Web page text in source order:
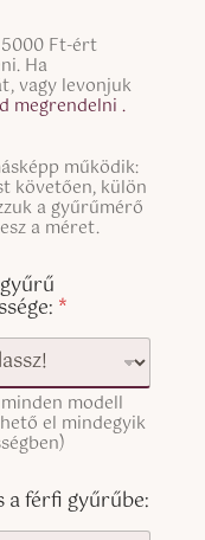
Ft-ért
Ha
vagy levonjuk
megrendelni .
működik:
követően, külön
a gyűrűmérő
a méret.
*
modell
el mindegyik
a férfi gyűrűbe: